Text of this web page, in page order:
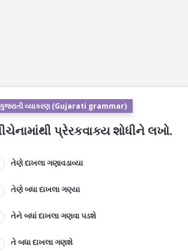
વ્યાકરણ (Gujarati grammar)
પ્રેરકવાક્ય શોધીને લખો.
તેણે દાખલા ગણાવડાવ્યા
તેણે બધા દાખલા ગણ્યા
તેને બધાં દાખલા ગણવા પડશે
તે બધા દાખલા ગણશે